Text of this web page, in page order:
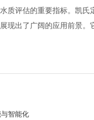
评估的重要指标。凯氏
出了广阔的应用前景。
智能化